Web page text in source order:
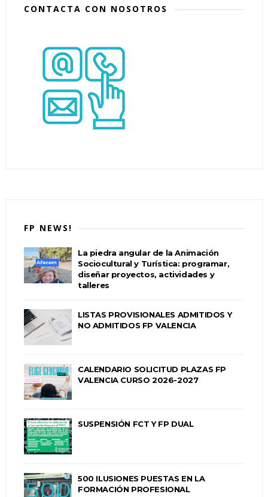
CONTACTA CON NOSOTROS
FP NEWS!
La piedra angular de la Animación
Sociocultural y Turística: programar,
diseñar proyectos, actividades y
talleres
LISTAS PROVISIONALES ADMITIDOS Y
NO ADMITIDOS FP VALENCIA
CALENDARIO SOLICITUD PLAZAS FP
VALENCIA CURSO 2026-2027
SUSPENSIÓN FCT Y FP DUAL
500 ILUSIONES PUESTAS EN LA
FORMACIÓN PROFESIONAL